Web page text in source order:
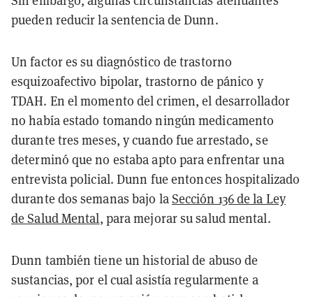
pueden reducir la sentencia de Dunn.
Un factor es su diagnóstico de trastorno
esquizoafectivo bipolar, trastorno de pánico y
TDAH. En el momento del crimen, el desarrollador
no había estado tomando ningún medicamento
durante tres meses, y cuando fue arrestado, se
determinó que no estaba apto para enfrentar una
entrevista policial. Dunn fue entonces hospitalizado
durante dos semanas bajo laSección 136 de la Ley
de Salud Mental, para mejorar su salud mental.
Dunn también tiene un historial de abuso de
sustancias, por el cual asistía regularmente a